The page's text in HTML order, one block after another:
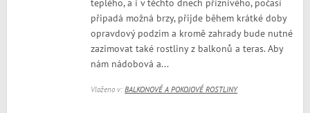
teplého, a i v těchto dnech příznivého, počasí
připadá možná brzy, přijde během krátké doby
opravdový podzim a kromě zahrady bude nutné
zazimovat také rostliny z balkonů a teras. Aby
nám nádobová a...
Vloženo v:BALKONOVÉ A POKOJOVÉ ROSTLINY